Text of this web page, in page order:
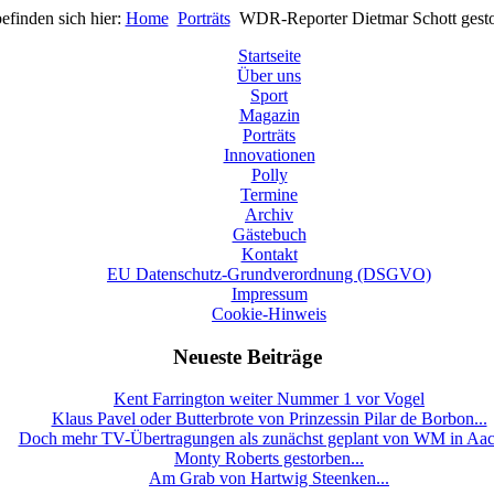
sich hier: Home Porträts WDR-Reporter Dietmar Schott
Startseite
Über uns
Sport
Magazin
Porträts
Innovationen
Polly
Termine
Archiv
Gästebuch
Kontakt
EU Datenschutz-Grundverordnung (DSGVO)
Impressum
Cookie-Hinweis
Neueste Beiträge
Kent Farrington weiter Nummer 1 vor Vogel
Klaus Pavel oder Butterbrote von Prinzessin Pilar de Borbon...
Doch mehr TV-Übertragungen als zunächst geplant von WM in
Monty Roberts gestorben...
Am Grab von Hartwig Steenken...